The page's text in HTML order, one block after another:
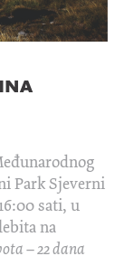
Park Sjeverni
sati, u
na
– 22 dana